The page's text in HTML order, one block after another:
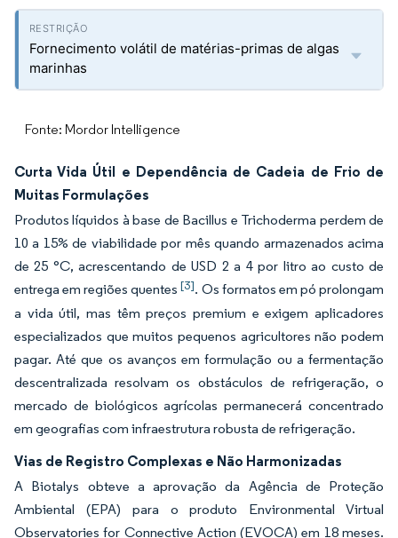
Fornecimento volátil de matérias-primas de algas
marinhas
Fonte: Mordor Intelligence
Curta Vida Útil e Dependência de Cadeia de Frio de
Muitas Formulações
Produtos líquidos à base de Bacillus e Trichoderma perdem de
10 a 15% de viabilidade por mês quando armazenados acima
de 25 °C, acrescentando de USD 2 a 4 por litro ao custo de
entrega em regiões quentes[3]. Os formatos em pó prolongam
a vida útil, mas têm preços premium e exigem aplicadores
especializados que muitos pequenos agricultores não podem
pagar. Até que os avanços em formulação ou a fermentação
descentralizada resolvam os obstáculos de refrigeração, o
mercado de biológicos agrícolas permanecerá concentrado
em geografias com infraestrutura robusta de refrigeração.
Vias de Registro Complexas e Não Harmonizadas
A Biotalys obteve a aprovação da Agência de Proteção
Ambiental (EPA) para o produto Environmental Virtual
Observatories for Connective Action (EVOCA) em 18 meses.